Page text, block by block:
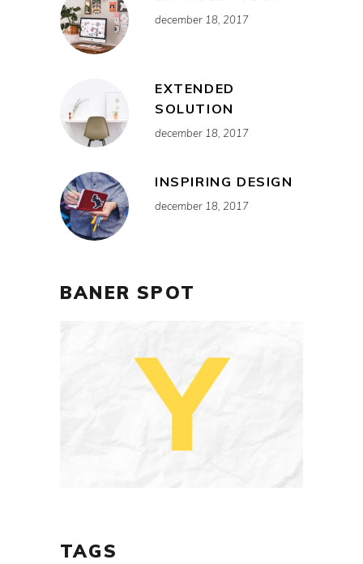
december 18, 2017
EXTENDED
SOLUTION
december 18, 2017
INSPIRING DESIGN
december 18, 2017
BANER SPOT
TAGS